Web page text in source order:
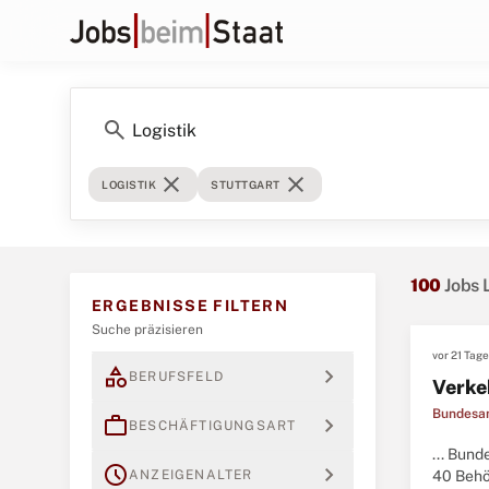
search
LOGISTIK close STUTTGART close
ERGEBNISSE FILTERN
Suche präzisieren
category BERUFSFELD expand_more
work BESCHÄFTIGUNGSART expand_more
scheduleANZEIGENALTER expand_more
100Jobs
vor 21
...
40